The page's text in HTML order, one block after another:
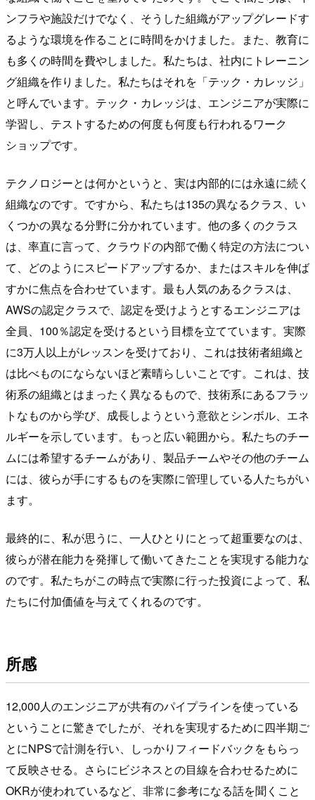
ンフラや施設だけでなく、そうした組織がアップグレードす
るような環境を作ることに時間をかけました。また、教育に
も多くの時間を費やしました。私たちは、社内にトレーニン
グ組織を作りました。私たちはそれを「テック・カレッジ」
と呼んでいます。テック・カレッジは、エンジニアが実際に
学習し、テストするための何度も何度も行われるワーク
ショップです。
テクノロジーとは何かというと、実は内部的には永遠に続く
組織なのです。ですから、私たちは135の異なるクラス、い
くつかの異なる分野に分かれています。他の多くのクラス
は、率直に言って、クラウドの内部で働く特定の方法につい
て、どのようにスピードアップするか、またはスキルを伸ば
すかに焦点を合わせています。最も人気のあるクラスは、
AWSの認定クラスで、認定を受けようとするエンジニアは
全員、100％認定を受けるという目標を立てています。実際
に3万人以上がレッスンを受けており、これは技術者組織と
は比べものにならないほど素晴らしいことです。これは、技
術系の組織とはまったく異なるもので、技術系にあるフラッ
トなものから学び、成長しようという意欲とシンボル、エネ
ルギーを示しています。もっと広い範囲から。私たちのチー
ムには希望するチームがあり、製品チームやその他のチーム
には、彼らが手にするものを実際に管理している人たちがい
ます。
最終的に、私が思うに、一人ひとりにとって超重要なのは、
彼らが潜在能力を発揮して働いてきたことを実現する能力な
のです。私たちがこの時点で実際に行った投資によって、私
たちに付加価値を与えてくれるのです。
所感
12,000人のエンジニアが共有のパイプラインを使っている
ということに驚きでしたが、それを実現するために四半期ご
とにNPSで計測を行い、しっかりフィードバックをもらっ
て反映させる。さらにビジネスとの目線を合わせるために
OKRが使われているなど、非常に参考になる話を聞くこと